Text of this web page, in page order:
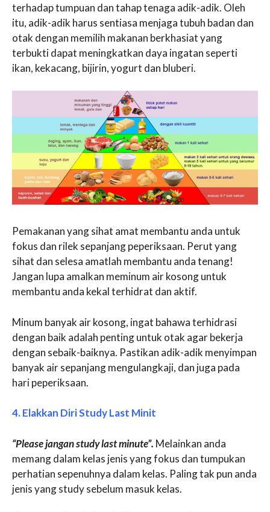
terhadap tumpuan dan tahap tenaga adik-adik. Oleh
itu, adik-adik harus sentiasa menjaga tubuh badan dan
otak dengan memilih makanan berkhasiat yang
terbukti dapat meningkatkan daya ingatan seperti
ikan, kekacang, bijirin, yogurt dan bluberi.
Pemakanan yang sihat amat membantu anda untuk
fokus dan rilek sepanjang peperiksaan. Perut yang
sihat dan selesa amatlah membantu anda tenang!
Jangan lupa amalkan meminum air kosong untuk
membantu anda kekal terhidrat dan aktif.
Minum banyak air kosong, ingat bahawa terhidrasi
dengan baik adalah penting untuk otak agar bekerja
dengan sebaik-baiknya. Pastikan adik-adik menyimpan
banyak air sepanjang mengulangkaji, dan juga pada
hari peperiksaan.
4. Elakkan Diri Study Last Minit
“Please jangan study last minute”. Melainkan anda
memang dalam kelas jenis yang fokus dan tumpukan
perhatian sepenuhnya dalam kelas. Paling tak pun anda
jenis yang study sebelum masuk kelas.